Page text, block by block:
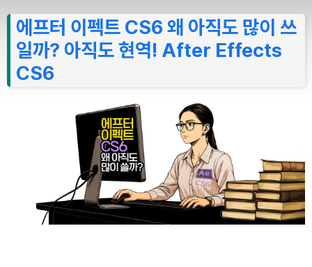
에프터 이펙트 CS6 왜 아직도 많이 쓰
일까? 아직도 현역! After Effects
CS6